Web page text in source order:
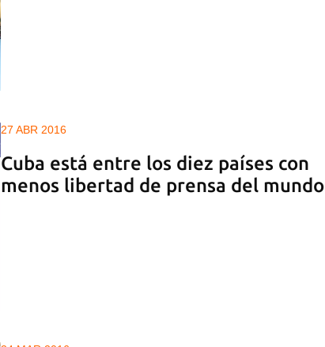
27 ABR 2016
Cuba está entre los diez países con
menos libertad de prensa del mundo